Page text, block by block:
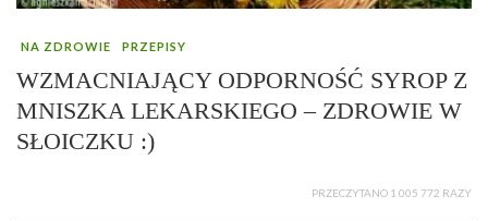
NA ZDROWIE PRZEPISY
WZMACNIAJĄCY ODPORNOŚĆ SYROP Z
MNISZKA LEKARSKIEGO – ZDROWIE W
SŁOICZKU :)
PRZECZYTANO 1 005 772 RAZY